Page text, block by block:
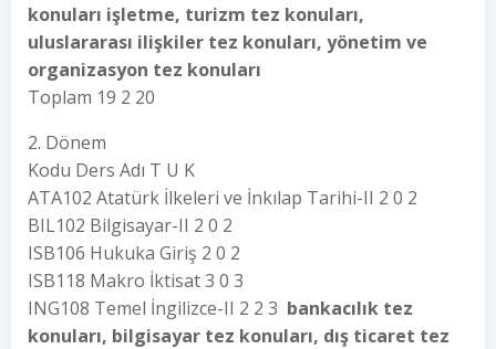
konuları işletme, turizm tez konuları,
uluslararası ilişkiler tez konuları, yönetim ve
organizasyon tez konuları
Toplam 19 2 20
2. Dönem
Kodu Ders Adı T U K
ATA102 Atatürk İlkeleri ve İnkılap Tarihi-II 2 0 2
BIL102 Bilgisayar-II 2 0 2
ISB106 Hukuka Giriş 2 0 2
ISB118 Makro İktisat 3 0 3
ING108 Temel İngilizce-II 2 2 3 bankacılık tez
konuları, bilgisayar tez konuları, dış ticaret tez